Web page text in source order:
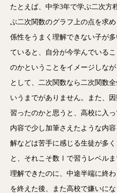
たとえば、中学3年で学ぶ二次方
ぶ二次関数のグラフ上の点を求
係性をうまく理解できない子が
ていると、自分が今学んでいる
のかということをイメージしな
として、二次関数なら二次関数
いうまでがありません。また、
習ったのかと思うと、高校に入
内容で少し加筆さえたような内
解などは苦手に感じる生徒が多
と、それこそ数Ⅰで習うレベル
理解できたのに、中途半端に終
を終えた後、また高校で嫌いに